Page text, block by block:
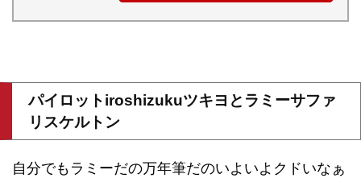
パイロットiroshizukuツキヨとラミーサファ
リスケルトン
自分でもラミーだの万年筆だのいよいよクドいなぁ